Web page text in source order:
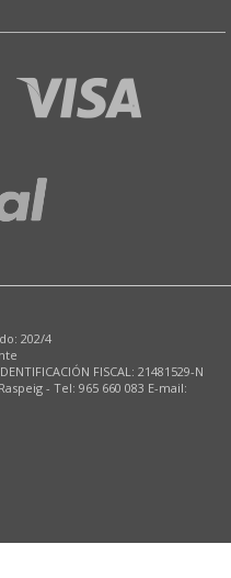
202/4
FISCAL: 21481529-N
- Tel: 965 660 083 E-mail: